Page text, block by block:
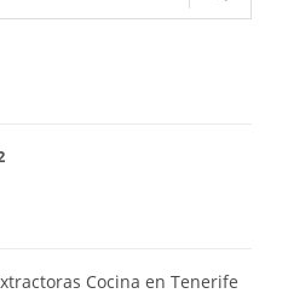
Cocina en Tenerife